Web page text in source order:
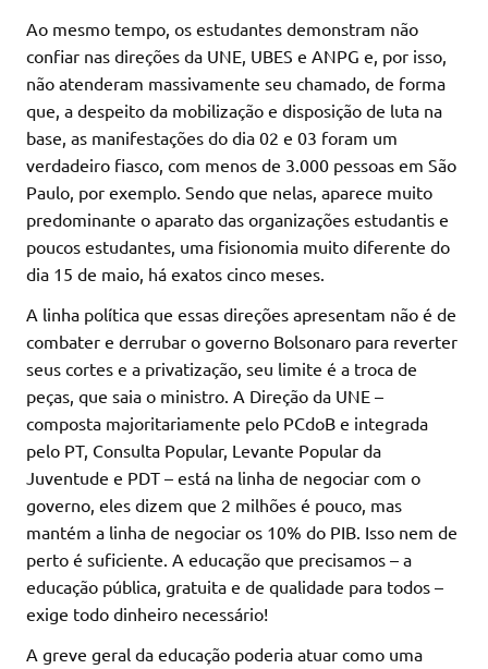
Ao mesmo tempo, os estudantes demonstram não
confiar nas direções da UNE, UBES e ANPG e, por isso,
não atenderam massivamente seu chamado, de forma
que, a despeito da mobilização e disposição de luta na
base, as manifestações do dia 02 e 03 foram um
verdadeiro fiasco, com menos de 3.000 pessoas em São
Paulo, por exemplo. Sendo que nelas, aparece muito
predominante o aparato das organizações estudantis e
poucos estudantes, uma fisionomia muito diferente do
dia 15 de maio, há exatos cinco meses.
A linha política que essas direções apresentam não é de
combater e derrubar o governo Bolsonaro para reverter
seus cortes e a privatização, seu limite é a troca de
peças, que saia o ministro. A Direção da UNE –
composta majoritariamente pelo PCdoB e integrada
pelo PT, Consulta Popular, Levante Popular da
Juventude e PDT – está na linha de negociar com o
governo, eles dizem que 2 milhões é pouco, mas
mantém a linha de negociar os 10% do PIB. Isso nem de
perto é suficiente. A educação que precisamos – a
educação pública, gratuita e de qualidade para todos –
exige todo dinheiro necessário!
A greve geral da educação poderia atuar como uma